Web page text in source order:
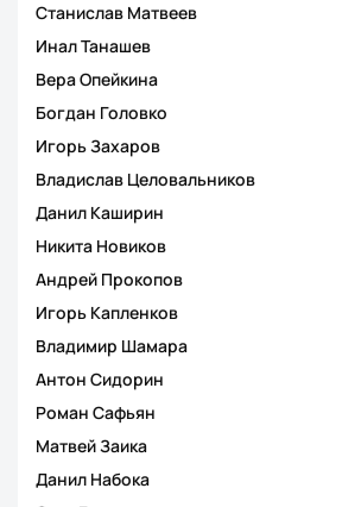
Станислав Матвеев
Инал Танашев
Вера Опейкина
Богдан Головко
Игорь Захаров
Владислав Целовальников
Данил Каширин
Никита Новиков
Андрей Прокопов
Игорь Капленков
Владимир Шамара
Антон Сидорин
Роман Сафьян
Матвей Заика
Данил Набока